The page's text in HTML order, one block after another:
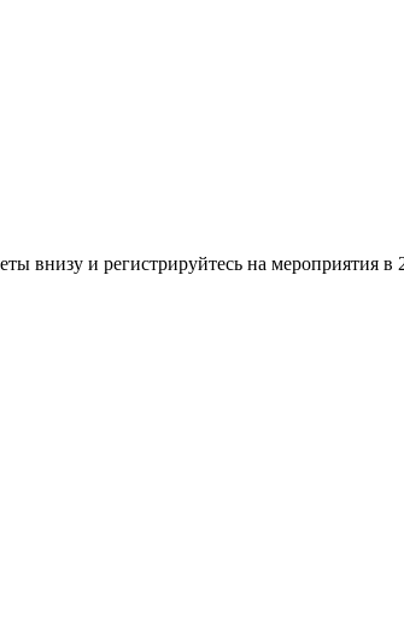
внизу и регистрируйтесь на мероприятия в